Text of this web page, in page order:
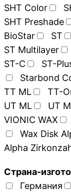
SHT Color
SHT Preshade
BioStar
ST
ST Multilayer
ST-C
ST-
Starbond
TT ML
TT-
UT ML
UT
VIONIC WAX
Wax Disk
Alpha
Страна-
Германия